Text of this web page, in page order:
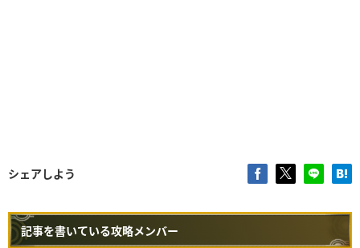
シェアしよう
記事を書いている攻略メンバー